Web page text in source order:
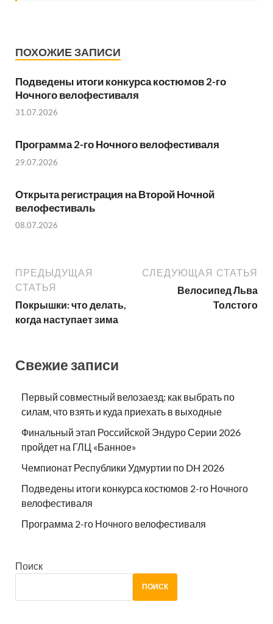
ПОХОЖИЕ ЗАПИСИ
Подведены итоги конкурса костюмов 2-го
Ночного велофестиваля
31.07.2026
Программа 2-го Ночного велофестиваля
29.07.2026
Открыта регистрация на Второй Ночной
велофестиваль
08.07.2026
ПРЕДЫДУЩАЯ
СТАТЬЯ
Покрышки: что делать,
когда наступает зима
СЛЕДУЮЩАЯ СТАТЬЯ
Велосипед Льва
Толстого
Свежие записи
Первый совместный велозаезд: как выбрать по
силам, что взять и куда приехать в выходные
Финальный этап Российской Эндуро Серии 2026
пройдет на ГЛЦ «Банное»
Чемпионат Республики Удмуртии по DH 2026
Подведены итоги конкурса костюмов 2-го Ночного
велофестиваля
Программа 2-го Ночного велофестиваля
Поиск
ПОИСК